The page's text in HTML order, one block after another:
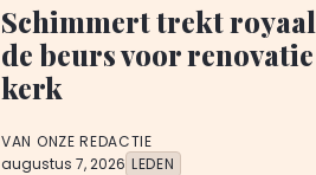
Schimmert trekt royaal
de beurs voor renovatie
kerk
VAN ONZE REDACTIE
augustus 7, 2026 LEDEN